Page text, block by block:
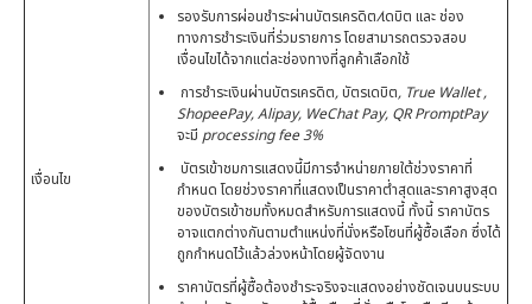
เงื่อนไข
รองรับการผ่อนชำระผ่านบัตรเครดิต/เดบิต และ ช่อง
ทางการชำระเงินที่ร่วมรายการ โดยสามารถตรวจสอบ
เงื่อนไขได้จากแต่ละช่องทางที่ลูกค้าเลือกใช้
การชำระเงินผ่านบัตรเครดิต,บัตรเดบิต, True Wallet ,
ShopeePay, Alipay, WeChat Pay, QR PromptPay
จะมี processing fee 3%
บัตรเข้าชมการแสดงนี้มีการจำหน่ายภายใต้ช่วงราคาที่
กำหนด โดยช่วงราคาที่แสดงเป็นราคาต่ำสุดและราคาสูงสุด
ของบัตรเข้าชมทั้งหมดสำหรับการแสดงนี้ ทั้งนี้ ราคาบัตร
อาจแตกต่างกันตามตำแหน่งที่นั่งหรือโซนที่ผู้ซื้อเลือก ซึ่งได้
ถูกกำหนดไว้แล้วล่วงหน้าโดยผู้จัดงาน
ราคาบัตรที่ผู้ซื้อต้องชำระจริงจะแสดงอย่างชัดเจนบนระบบ